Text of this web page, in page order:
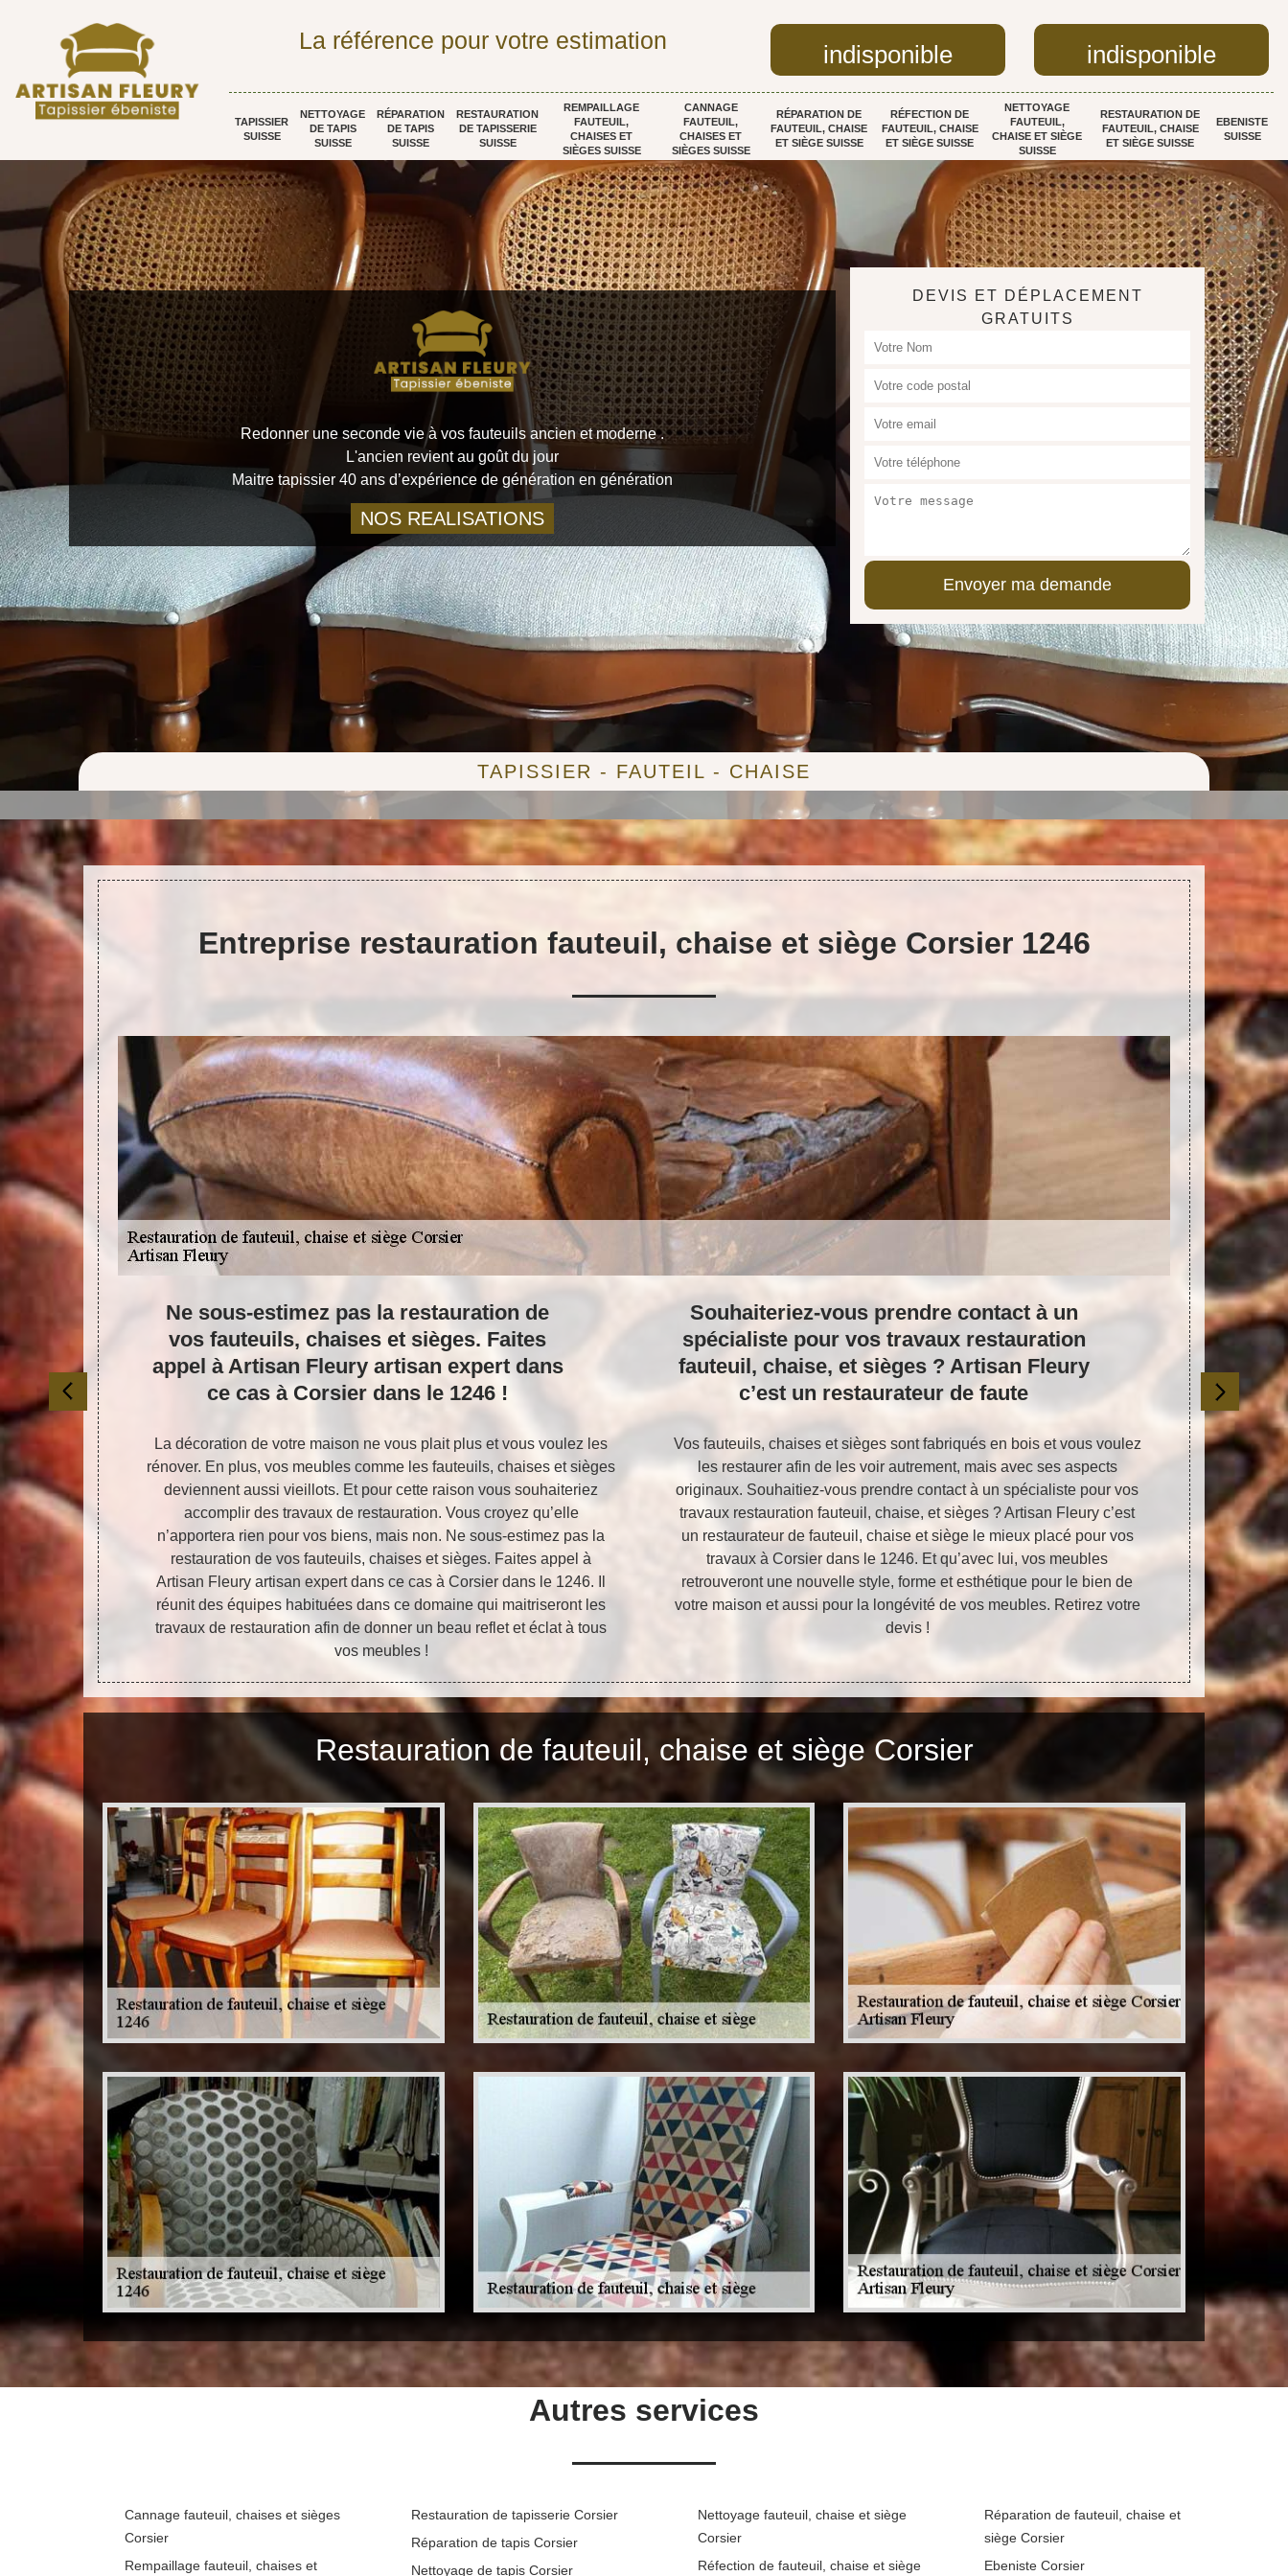
La référence pour votre estimation
indisponible indisponible
TAPISSIER
SUISSE
NETTOYAGE
DE TAPIS
SUISSE
RÉPARATION
DE TAPIS
SUISSE
RESTAURATION
DE TAPISSERIE
SUISSE
REMPAILLAGE
FAUTEUIL,
CHAISES ET
SIÈGES SUISSE
CANNAGE
FAUTEUIL,
CHAISES ET
SIÈGES SUISSE
RÉPARATION DE
FAUTEUIL, CHAISE
ET SIÈGE SUISSE
RÉFECTION DE
FAUTEUIL, CHAISE
ET SIÈGE SUISSE
NETTOYAGE
FAUTEUIL,
CHAISE ET SIÈGE
SUISSE
RESTAURATION DE
FAUTEUIL, CHAISE
ET SIÈGE SUISSE
EBENISTE
SUISSE
Redonner une seconde vie à vos fauteuils ancien et moderne .
L'ancien revient au goût du jour
Maitre tapissier 40 ans d’expérience de génération en génération
NOS REALISATIONS
DEVIS ET DÉPLACEMENT
GRATUITS
TAPISSIER - FAUTEIL - CHAISE
Entreprise restauration fauteuil, chaise et siège Corsier 1246
ne vous
Ils ne
sérénité
besoins
Ne sous-estimez pas la restauration de
vos fauteuils, chaises et sièges. Faites
appel à Artisan Fleury artisan expert dans
ce cas à Corsier dans le 1246 !
La décoration de votre maison ne vous plait plus et vous voulez les
rénover. En plus, vos meubles comme les fauteuils, chaises et sièges
deviennent aussi vieillots. Et pour cette raison vous souhaiteriez
accomplir des travaux de restauration. Vous croyez qu’elle
n’apportera rien pour vos biens, mais non. Ne sous-estimez pas la
restauration de vos fauteuils, chaises et sièges. Faites appel à
Artisan Fleury artisan expert dans ce cas à Corsier dans le 1246. Il
réunit des équipes habituées dans ce domaine qui maitriseront les
travaux de restauration afin de donner un beau reflet et éclat à tous
vos meubles !
Souhaiteriez-vous prendre contact à un
spécialiste pour vos travaux restauration
fauteuil, chaise, et sièges ? Artisan Fleury
c’est un restaurateur de faute
Vos fauteuils, chaises et sièges sont fabriqués en bois et vous voulez
les restaurer afin de les voir autrement, mais avec ses aspects
originaux. Souhaitiez-vous prendre contact à un spécialiste pour vos
travaux restauration fauteuil, chaise, et sièges ? Artisan Fleury c’est
un restaurateur de fauteuil, chaise et siège le mieux placé pour vos
travaux à Corsier dans le 1246. Et qu’avec lui, vos meubles
retrouveront une nouvelle style, forme et esthétique pour le bien de
votre maison et aussi pour la longévité de vos meubles. Retirez votre
devis !
vos
Voulez-
siège par
Si
possédez
vous.
fauteuil,
plus loin
budget.
Restauration de fauteuil, chaise et siège Corsier
Autres services
Cannage fauteuil, chaises et sièges
Corsier
Rempaillage fauteuil, chaises et
Restauration de tapisserie Corsier
Réparation de tapis Corsier
Nettoyage de tapis Corsier
Nettoyage fauteuil, chaise et siège
Corsier
Réfection de fauteuil, chaise et siège
Réparation de fauteuil, chaise et
siège Corsier
Ebeniste Corsier